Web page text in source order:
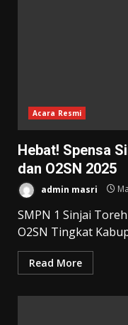
Acara Resmi
Hebat! Spensa
dan O2SN 2025
admin masri
SMPN 1 Sinjai
O2SN Tingkat
Read More